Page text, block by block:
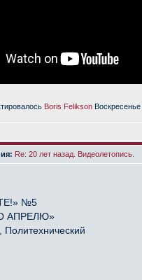
Boris Felikson
Re: 20 лет назад. Видеолетопись.
№5
АПРЕЛЮ»
Политехнический